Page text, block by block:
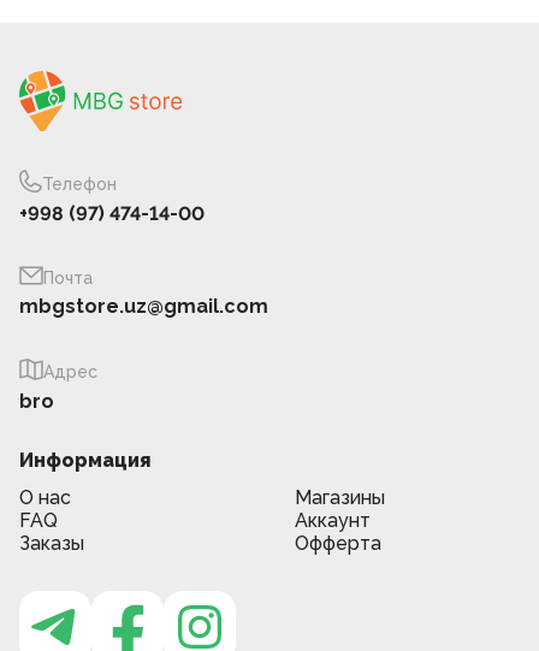
Телефон
+998 (97) 474-14-00
Почта
mbgstore.uz@gmail.com
Адрес
bro
Информация
О нас
Магазины
FAQ
Аккаунт
Заказы
Офферта